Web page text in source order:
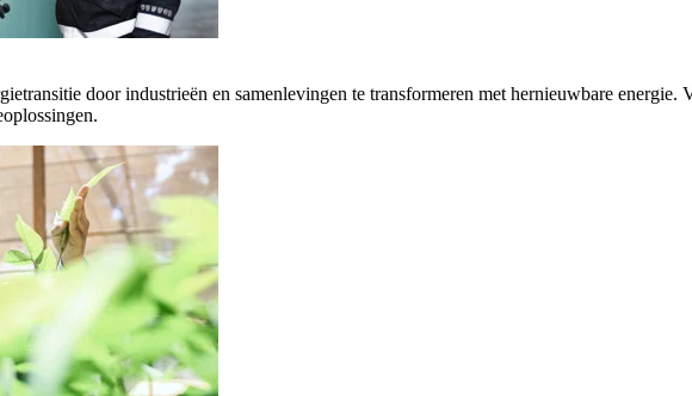
door industrieën en samenlevingen te transformeren met hernieuwbare